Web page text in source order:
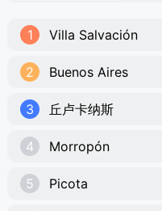
1 Villa Salvación
2 Buenos Aires
3 丘卢卡纳斯
4 Morropón
5 Picota